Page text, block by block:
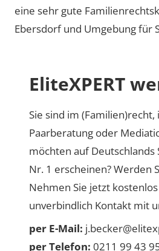
eine sehr gute
Ebersdorf und Umgebung für
EliteXPERT
Sie sind im (Familien)recht,
Paarberatung oder
möchten auf Deutschlands
Nr. 1 erscheinen? Werden
Nehmen Sie jetzt
unverbindlich Kontakt mit
per E-Mail:
per Telefon: 0211 99 43